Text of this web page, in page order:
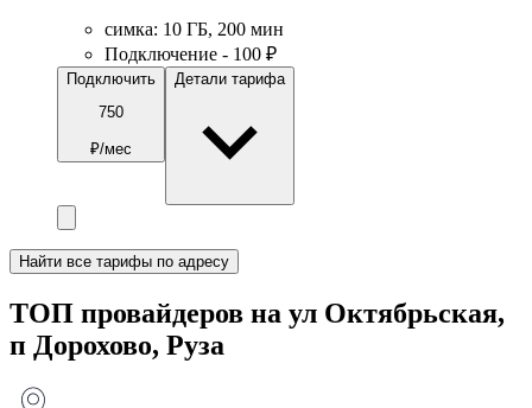
симка: 10 ГБ, 200 мин
Подключение - 100 ₽
Подключить
750
₽/мес
Детали тарифа
Найти все тарифы по адресу
ТОП провайдеров на ул Октябрьская,
п Дорохово, Руза